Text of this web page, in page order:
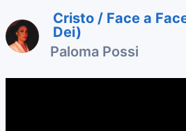
Cristo / Face a
Dei)
Paloma Possi